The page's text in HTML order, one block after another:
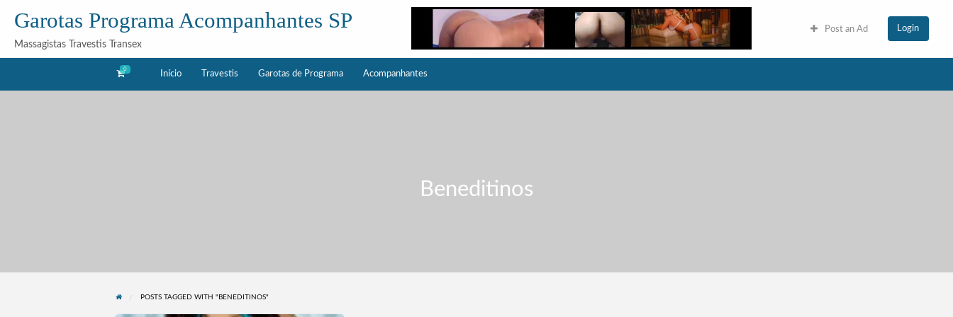
Acompanhantes
Garotas Programa Acompanhantes SP
Massagistas Travestis Transex
Post an Ad Login
0
Início Travestis Garotas de Programa Acompanhantes
Beneditinos
POSTS TAGGED WITH "BENEDITINOS"